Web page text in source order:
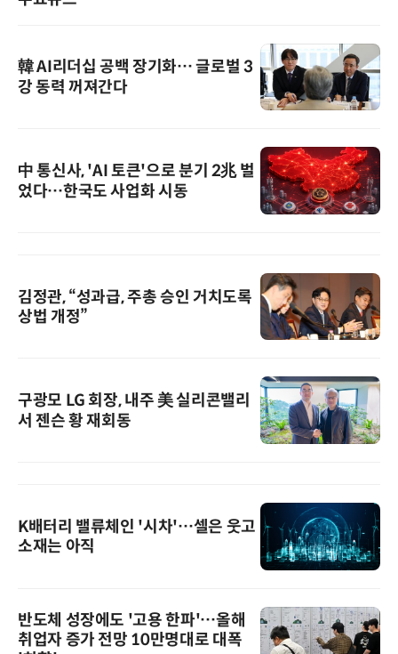
韓 AI리더십 공백 장기화… 글로벌 3
강 동력 꺼져간다
中 통신사, 'AI 토큰'으로 분기 2兆 벌
었다…한국도 사업화 시동
김정관, “성과급, 주총 승인 거치도록
상법 개정”
구광모 LG 회장, 내주 美 실리콘밸리
서 젠슨 황 재회동
K배터리 밸류체인 '시차'…셀은 웃고
소재는 아직
반도체 성장에도 '고용 한파'…올해
취업자 증가 전망 10만명대로 대폭